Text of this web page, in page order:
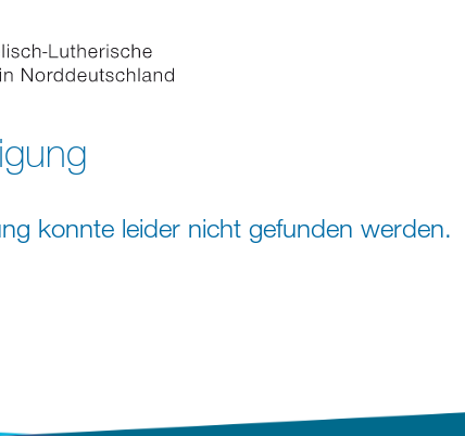
konnte leider nicht gefunden werden.